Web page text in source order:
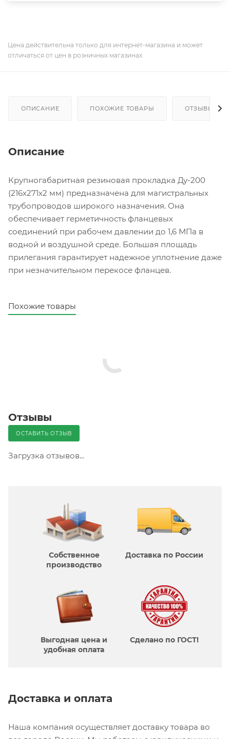
Цена действительна только для интернет-магазина и может
отличаться от цен в розничных магазинах
ОПИСАНИЕ ПОХОЖИЕ ТОВАРЫ ОТЗЫВЫ
Описание
Крупногабаритная резиновая прокладка Ду-200
(216х271х2 мм) предназначена для магистральных
трубопроводов широкого назначения. Она
обеспечивает герметичность фланцевых
соединений при рабочем давлении до 1,6 МПа в
водной и воздушной среде. Большая площадь
прилегания гарантирует надежное уплотнение даже
при незначительном перекосе фланцев.
Похожие товары
Отзывы
ОСТАВИТЬ ОТЗЫВ
Загрузка отзывов...
Собственное
производcтво
Доставка по России
Выгодная цена и
удобная оплата
Сделано по ГОСТ!
Доставка и оплата
Наша компания осуществляет доставку товара во